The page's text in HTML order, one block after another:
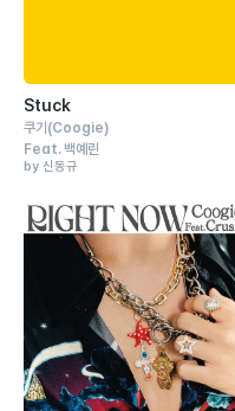
Stuck
쿠기 (Coogie)
Feat. 백예린
by 신동규